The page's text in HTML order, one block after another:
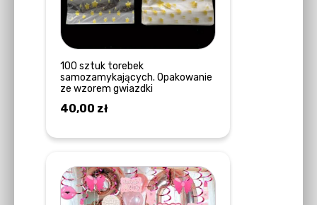
100 sztuk torebek
samozamykających. Opakowanie
ze wzorem gwiazdki
40,00 zł